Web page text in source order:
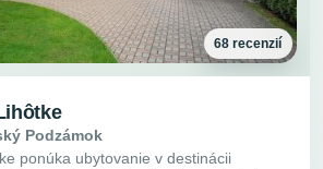
68 recenzií
Podzámok
ponúka ubytovanie v destinácii